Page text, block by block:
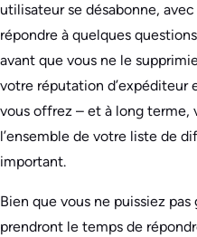
utilisateur se désabonne,
répondre à quelques
avant que vous ne le
votre réputation d’expéditeur
vous offrez – et à long terme,
l’ensemble de votre liste de
important.
Bien que vous ne puissiez
prendront le temps de